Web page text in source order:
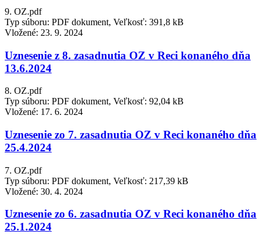
9. OZ.pdf
Typ súboru: PDF dokument, Veľkosť: 391,8 kB
Vložené: 23. 9. 2024
Uznesenie z 8. zasadnutia OZ v Reci konaného dňa
13.6.2024
8. OZ.pdf
Typ súboru: PDF dokument, Veľkosť: 92,04 kB
Vložené: 17. 6. 2024
Uznesenie zo 7. zasadnutia OZ v Reci konaného dňa
25.4.2024
7. OZ.pdf
Typ súboru: PDF dokument, Veľkosť: 217,39 kB
Vložené: 30. 4. 2024
Uznesenie zo 6. zasadnutia OZ v Reci konaného dňa
25.1.2024